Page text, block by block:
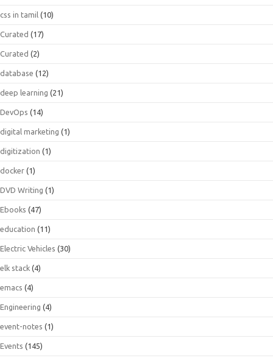
css in tamil (10)
Curated (17)
Curated (2)
database (12)
deep learning (21)
DevOps (14)
digital marketing (1)
digitization (1)
docker (1)
DVD Writing (1)
Ebooks (47)
education (11)
Electric Vehicles (30)
elk stack (4)
emacs (4)
Engineering (4)
event-notes (1)
Events (145)